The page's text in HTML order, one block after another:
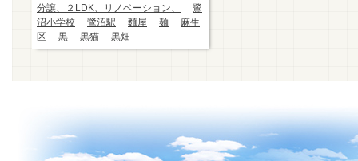
分譲、２LDK、リノベーション、
鷺
沼小学校
鷺沼駅 麵屋 麺
麻生
区
黒 黒猫 黒畑